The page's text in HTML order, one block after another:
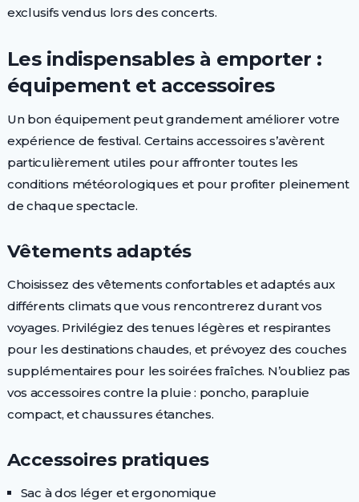
exclusifs vendus lors des concerts.
Les indispensables à emporter :
équipement et accessoires
Un bon équipement peut grandement améliorer votre
expérience de festival. Certains accessoires s’avèrent
particulièrement utiles pour affronter toutes les
conditions météorologiques et pour profiter pleinement
de chaque spectacle.
Vêtements adaptés
Choisissez des vêtements confortables et adaptés aux
différents climats que vous rencontrerez durant vos
voyages. Privilégiez des tenues légères et respirantes
pour les destinations chaudes, et prévoyez des couches
supplémentaires pour les soirées fraîches. N’oubliez pas
vos accessoires contre la pluie : poncho, parapluie
compact, et chaussures étanches.
Accessoires pratiques
Sac à dos léger et ergonomique